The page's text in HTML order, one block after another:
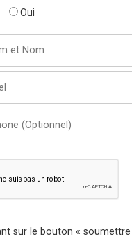
Oui
sur le bouton «